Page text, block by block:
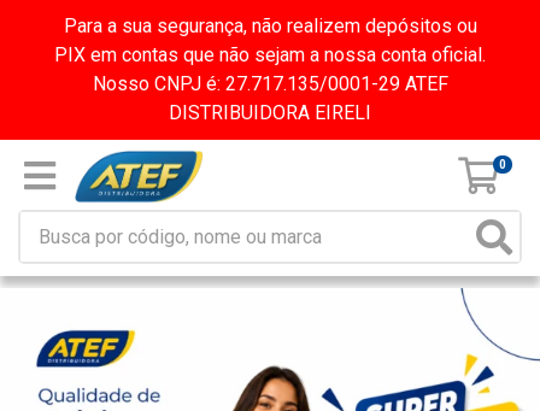
Para a sua segurança, não realizem depósitos ou
PIX em contas que não sejam a nossa conta oficial.
Nosso CNPJ é: 27.717.135/0001-29 ATEF
DISTRIBUIDORA EIRELI
0